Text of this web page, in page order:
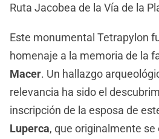
Ruta Jacobea de la Vía de la
Este monumental Tetrapylon
homenaje a la memoria de la
Macer. Un hallazgo
relevancia ha sido el
inscripción de la esposa de
Luperca, que originalmente